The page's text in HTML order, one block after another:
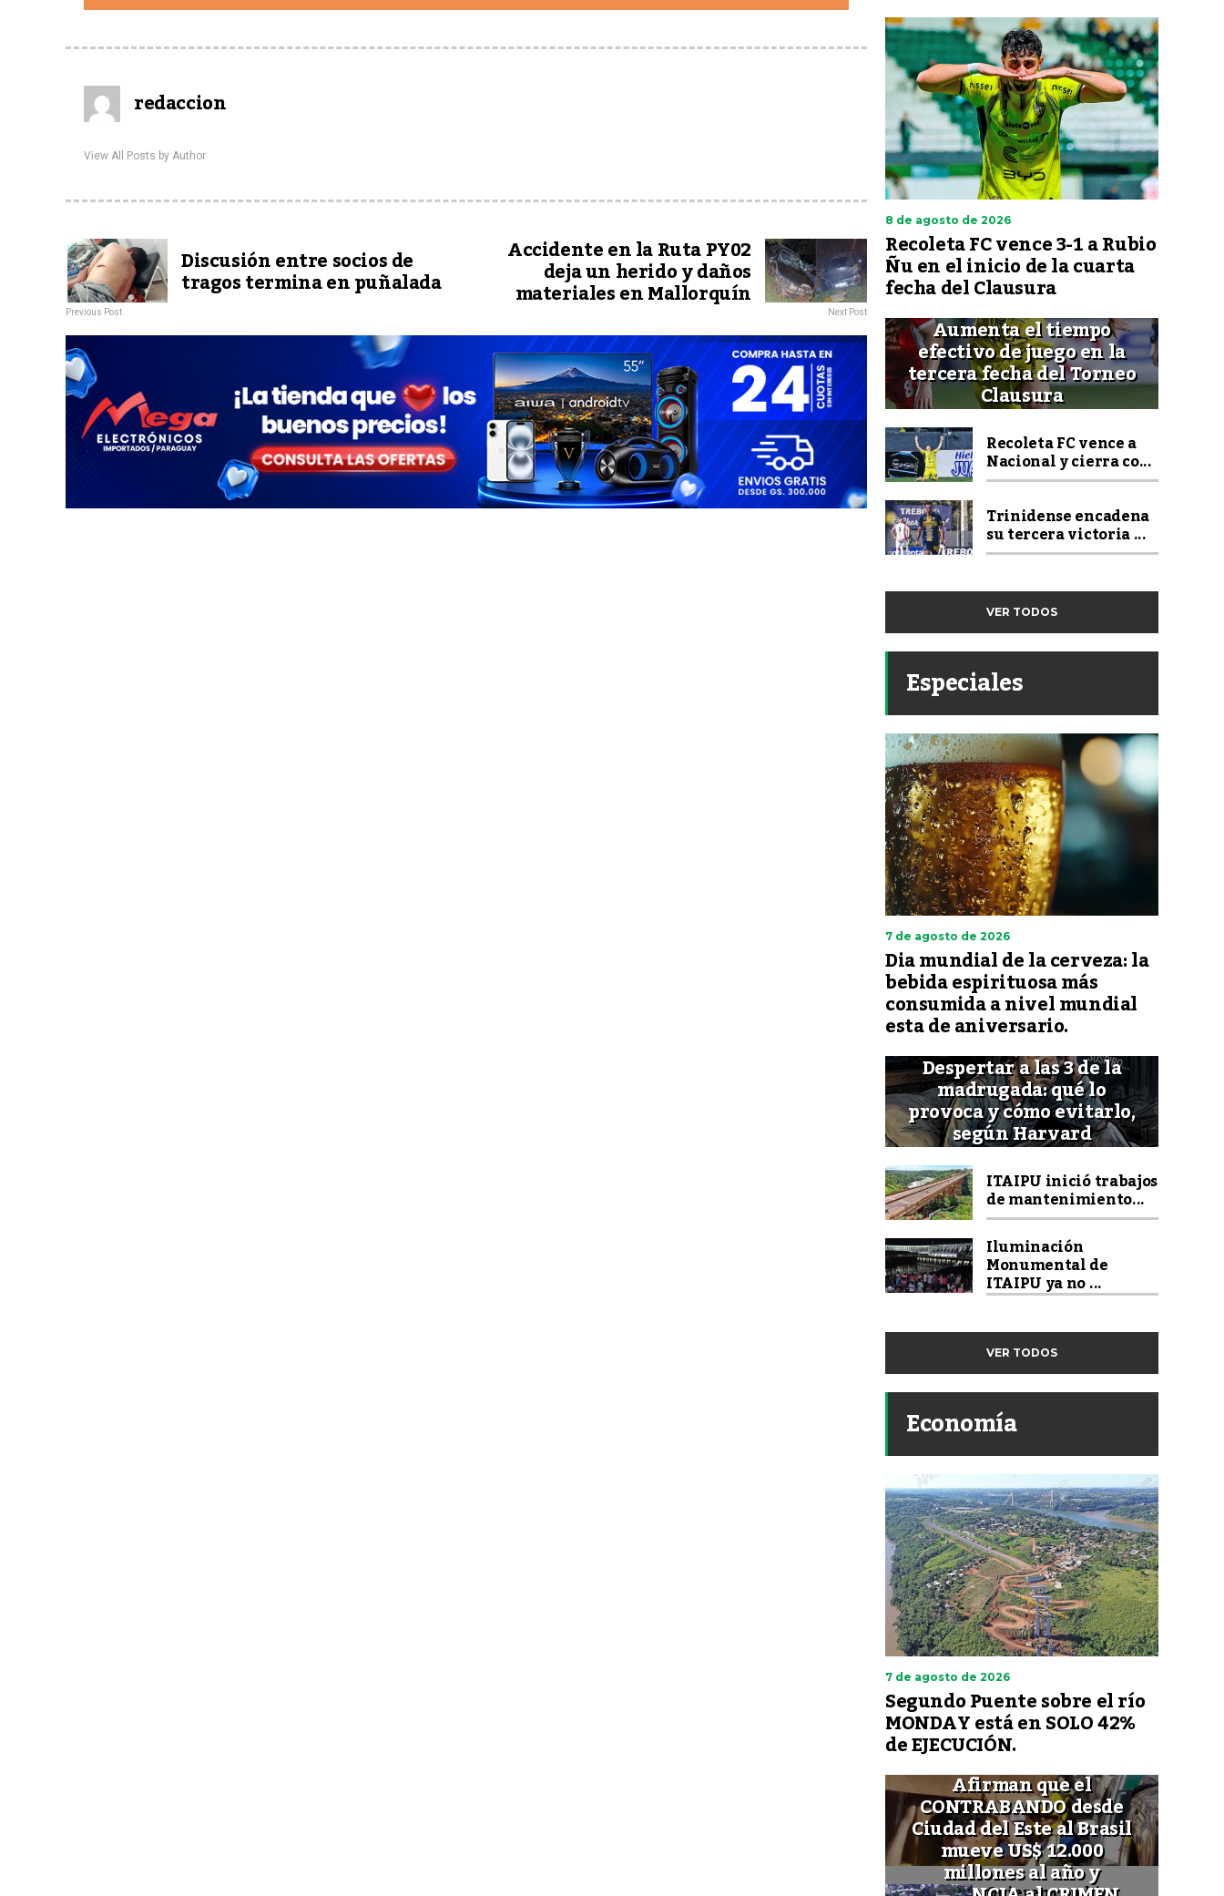
redaccion
View All Posts by Author
Discusión entre socios de
tragos termina en puñalada
Previous Post
Accidente en la Ruta PY02
deja un herido y daños
materiales en Mallorquín Next Post
8 de agosto de 2026
Recoleta FC vence 3-1 a Rubio
Ñu en el inicio de la cuarta
fecha del Clausura
Aumenta el tiempo
efectivo de juego en la
tercera fecha del Torneo
Clausura
Recoleta FC vence a
Nacional y cierra co...
Trinidense encadena
su tercera victoria ...
VER TODOS
Especiales
7 de agosto de 2026
Dia mundial de la cerveza: la
bebida espirituosa más
consumida a nivel mundial
esta de aniversario.
Despertar a las 3 de la
madrugada: qué lo
provoca y cómo evitarlo,
según Harvard
ITAIPU inició trabajos
de mantenimiento...
Iluminación
Monumental de
ITAIPU ya no ...
VER TODOS
Economía
7 de agosto de 2026
Segundo Puente sobre el río
MONDAY está en SOLO 42%
de EJECUCIÓN.
Afirman que el
CONTRABANDO desde
Ciudad del Este al Brasil
mueve US$ 12.000
millones al año y